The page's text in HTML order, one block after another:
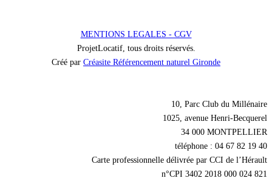
MENTIONS LEGALES - CGV
ProjetLocatif, tous droits réservés.
Créé par Créasite Référencement naturel Gironde
10, Parc Club du Millénaire
1025, avenue Henri-Becquerel
34 000 MONTPELLIER
téléphone : 04 67 82 19 40
Carte professionnelle délivrée par CCI de l’Hérault
n°CPI 3402 2018 000 024 821